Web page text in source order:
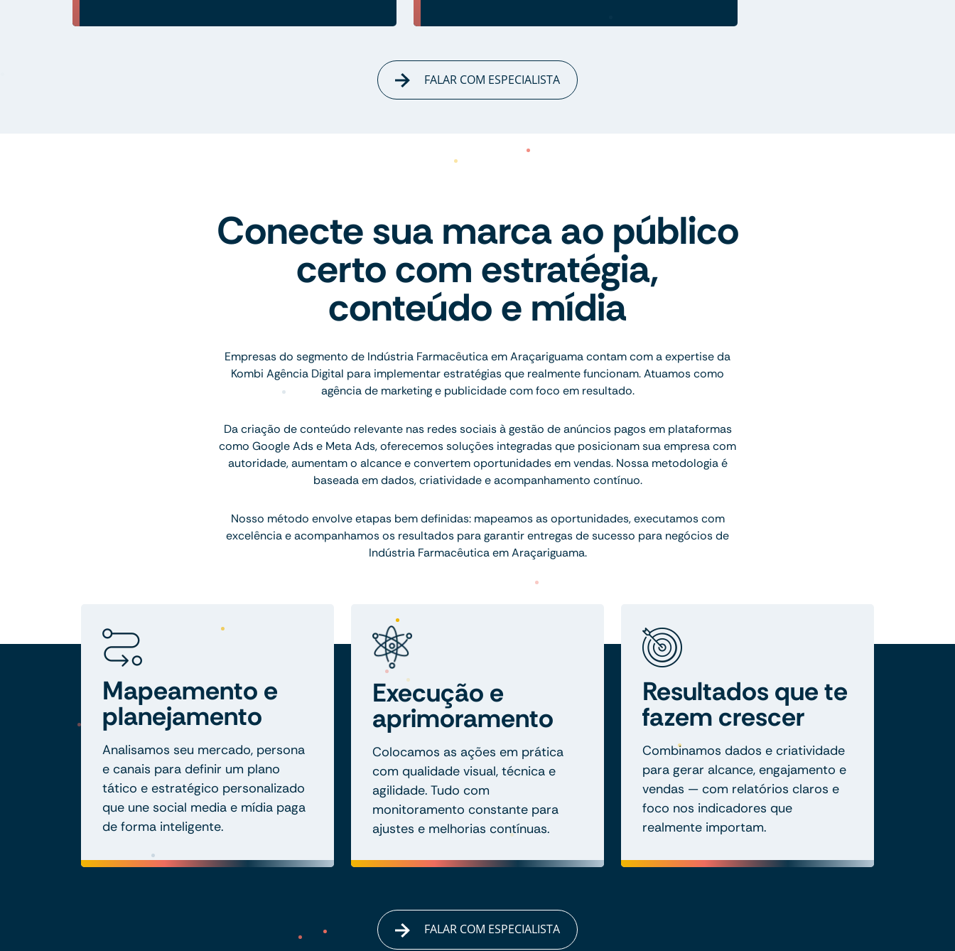
FALAR COM ESPECIALISTA
Conecte sua marca ao público
certo com estratégia,
conteúdo e mídia
Empresas do segmento de Indústria Farmacêutica em Araçariguama contam com a expertise da
Kombi Agência Digital para implementar estratégias que realmente funcionam. Atuamos como
agência de marketing e publicidade com foco em resultado.
Da criação de conteúdo relevante nas redes sociais à gestão de anúncios pagos em plataformas
como Google Ads e Meta Ads, oferecemos soluções integradas que posicionam sua empresa com
autoridade, aumentam o alcance e convertem oportunidades em vendas. Nossa metodologia é
baseada em dados, criatividade e acompanhamento contínuo.
Nosso método envolve etapas bem definidas: mapeamos as oportunidades, executamos com
excelência e acompanhamos os resultados para garantir entregas de sucesso para negócios de
Indústria Farmacêutica em Araçariguama.
Mapeamento e
planejamento
Analisamos seu mercado, persona
e canais para definir um plano
tático e estratégico personalizado
que une social media e mídia paga
de forma inteligente.
Execução e
aprimoramento
Colocamos as ações em prática
com qualidade visual, técnica e
agilidade. Tudo com
monitoramento constante para
ajustes e melhorias contínuas.
Resultados que te
fazem crescer
Combinamos dados e criatividade
para gerar alcance, engajamento e
vendas — com relatórios claros e
foco nos indicadores que
realmente importam.
FALAR COM ESPECIALISTA